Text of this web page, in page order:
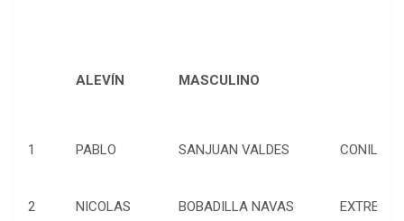
ALEVÍN MASCULINO
1 PABLO SANJUAN VALDES CONIL
2 NICOLAS BOBADILLA NAVAS EXTREME